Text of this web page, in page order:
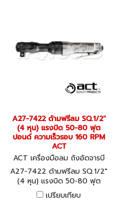
A27-7422 ด้ามฟรีลม SQ.1/2"
(4 หุน) แรงบิด 50-80 ฟุต
ปอนด์ ความเร็วรอบ 160 RPM
ACT
ACT เครื่องมือลม ถังอัดจารบี
อุปกรณ์งานลมต่างๆ A27-742
2
A27-7422 ด้ามฟรีลม SQ.1/2"
(4 หุน) แรงบิด 50-80 ฟุต
ปอนด์ ความเร็วรอบ 160 RPM
ACT
เปรียบเทียบ